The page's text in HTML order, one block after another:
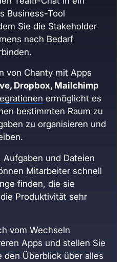
Business-Tool
Sie die Stakeholder
nach Bedarf
von Chanty mit Apps
Dropbox, Mailchimp
ermöglicht es
bestimmten Raum zu
zu organisieren und
Aufgaben und Dateien
Mitarbeiter schnell
finden, die sie
Produktivität sehr
vom Wechseln
Apps und stellen Sie
den Überblick über alles